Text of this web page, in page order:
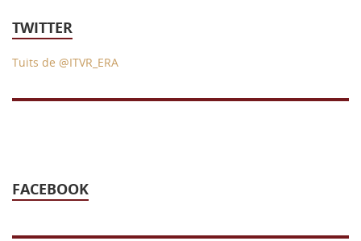
TWITTER
Tuits de @ITVR_ERA
FACEBOOK